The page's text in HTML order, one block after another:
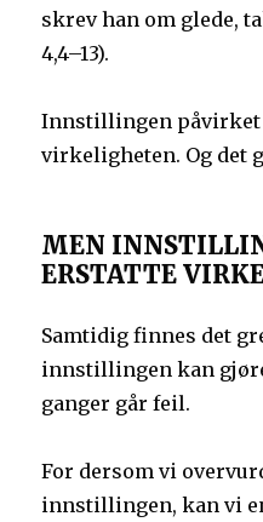
skrev han om glede,
4,4–13).
Innstillingen påvirket
virkeligheten. Og det
MEN
ERSTATTE
Samtidig finnes det
innstillingen kan
ganger går feil.
For dersom vi
innstillingen, kan vi